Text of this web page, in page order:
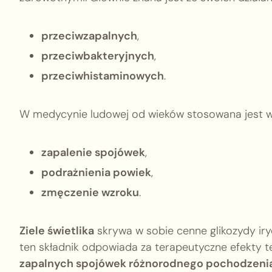
przeciwzapalnych,
przeciwbakteryjnych,
przeciwhistaminowych.
W medycynie ludowej od wieków stosowana jest
zapalenie spojówek,
podrażnienia powiek,
zmęczenie wzroku.
Ziele świetlika skrywa w sobie cenne glikozydy
ten składnik odpowiada za terapeutyczne efekty
zapalnych spojówek różnorodnego